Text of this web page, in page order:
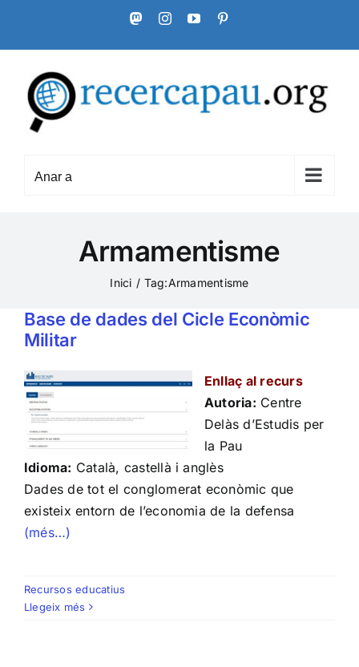
content
MastodonInstagram
YouTube
Anar a
Armamentisme
Inici Tag:Armamentisme
Base de dades del Cicle Econòmic
Militar
Enllaç al recurs
Autoria: Centre
Delàs d’Estudis per
la Pau
Idioma: Català, castellà i anglès
Dades de tot el conglomerat econòmic que
existeix entorn de l’economia de la defensa
(més…)
Recursos educatius
Llegeix més